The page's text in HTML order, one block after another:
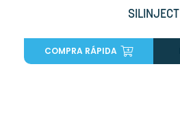
SILINJECT
COMPRA RÁPIDA